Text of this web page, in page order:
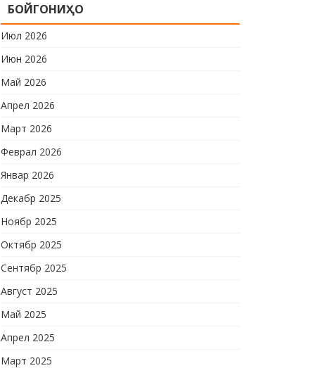
БОЙГОНИҲО
Июл 2026
Июн 2026
Май 2026
Апрел 2026
Март 2026
Феврал 2026
Январ 2026
Декабр 2025
Ноябр 2025
Октябр 2025
Сентябр 2025
Август 2025
Май 2025
Апрел 2025
Март 2025